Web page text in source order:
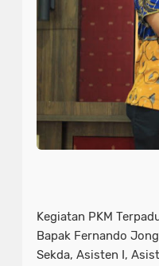
Kegiatan PKM
Bapak Fernando
Sekda, Asisten I,